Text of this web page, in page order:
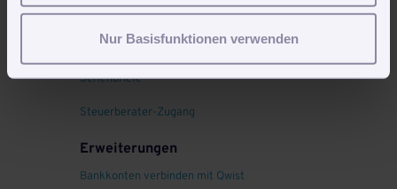
Nur Basisfunktionen verwenden
Dokumenteneingang
Dokumentvorlagen und Vertragsvorlagen
Serienbriefe
Steuerberater-Zugang
Erweiterungen
Bankkonten verbinden mit Qwist